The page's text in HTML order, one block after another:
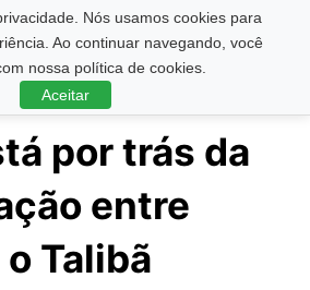
Nós usamos cookies para
Ao continuar navegando, você
nossa política de cookies.
Aceitar
por trás da
entre
Talibã